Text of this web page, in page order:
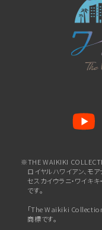
※THE WAIKIKI
ロイヤルハワイアン、 モア
セスカイウラニ・ワイキキ
です。
「The Waikiki Collection
商標です。